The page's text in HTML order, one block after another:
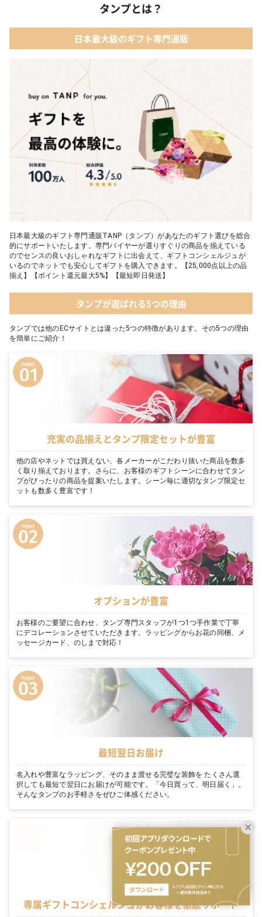
タンプとは？
日本最大級のギフト専門通販
日本最大級のギフト専門通販TANP（タンプ）があなたのギフト選びを総合
的にサポートいたします。専門バイヤーが選りすぐりの商品を揃えている
のでセンスの良いおしゃれなギフトに出会えて、ギフトコンシェルジュが
いるのでネットでも安心してギフトを購入できます。【25,000点以上の品
揃え】【ポイント還元最大5%】【最短即日発送】
タンプが選ばれる5つの理由
タンプでは他のECサイトとは違った5つの特徴があります。その5つの理由
を簡単にご紹介！
充実の品揃えとタンプ限定セットが豊富
他の店やネットでは買えない、各メーカーがこだわり抜いた商品を数多
く取り揃えております。さらに、お客様のギフトシーンに合わせてタン
プがぴったりの商品を提案いたします。シーン毎に適切なタンプ限定セ
ットも数多く豊富です！
オプションが豊富
お客様のご要望に合わせ、タンプ専門スタッフが1つ1つ手作業で丁寧
にデコレーションさせていただきます。ラッピングからお花の同梱、メ
ッセージカード、のしまで対応！
最短翌日お届け
名入れや豊富なラッピング、そのまま渡せる完璧な装飾を たくさん選
択しても最短で翌日にお届けが可能です。「今日買って、明日届く」。
そんなタンプのお手軽さをぜひご体感ください。
専属ギフトコンシェルジュがお客様を徹底サポート